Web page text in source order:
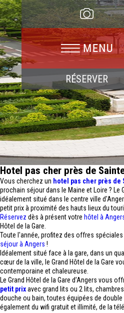
RÉSERVER
Hotel pas cher près de
Vous cherchez un hotel pas cher près
prochain séjour dans le Maine et Loire ? Le
idéalement situé dans le centre ville
petit prix à proximité des hauts lieux du
Réservez dès à présent votre hôtel à
Hôtel de la Gare.
Toute l'année, profitez des offres
séjour à Angers !
Idéalement situé face à la gare, dans un
cœur de la ville, le Grand Hôtel de la Gare
contemporaine et chaleureuse.
Le Grand Hôtel de la Gare d’Angers vous
petit prixavec grand lits ou 2 lits,
douche ou bain, toutes équipées de
également du wifi gratuit et illimité, de la